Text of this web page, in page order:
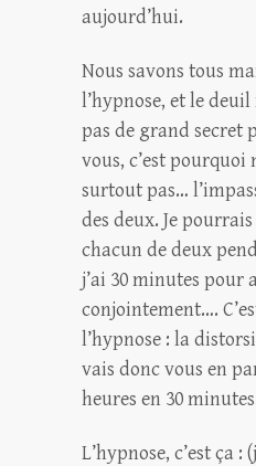
aujourd’hui.
Nous savons tous
l’hypnose, et le
pas de grand secret
vous, c’est pourquoi
surtout pas…
des deux. Je
chacun de deux
j’ai 30 minutes pour
conjointement….
l’hypnose : la
vais donc vous en
heures en 30
L’hypnose, c’est ça